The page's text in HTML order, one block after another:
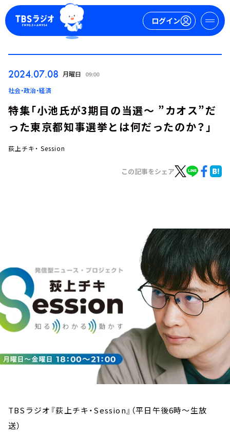
ログイン
会社情報
2024.07.08 月曜日 09:00
社会・政治・経済
特集「小池氏が3期目の当選～ ”カオス”だ
った東京都知事選挙とは何だったのか？」
荻上チキ・ Session
この記事をシェア
TBSラジオ『荻上チキ・Session』（平日午後6時～生放
送）